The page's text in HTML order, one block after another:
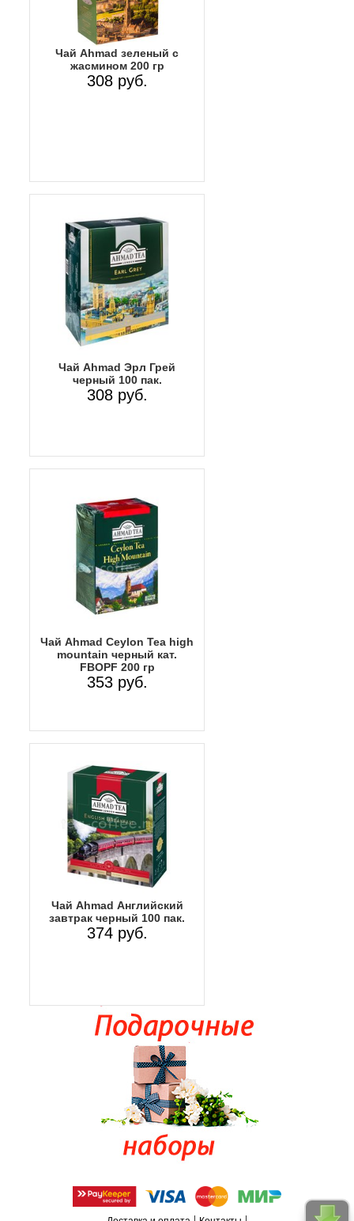
Чай Ahmad зеленый с
жасмином 200 гр
308 руб.
Чай Ahmad Эрл Грей
черный 100 пак.
308 руб.
Чай Ahmad Ceylon Tea high
mountain черный кат.
FBOPF 200 гр
353 руб.
Чай Ahmad Английский
завтрак черный 100 пак.
374 руб.